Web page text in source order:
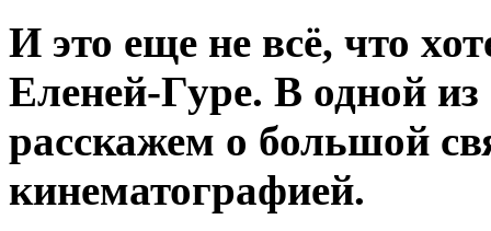
И это еще не всё, что
Еленей-Гуре. В одной
расскажем о большой
кинематографией.